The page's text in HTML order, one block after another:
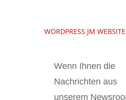
WORDPRESS JM WEBSITE
Wenn Ihnen die
Nachrichten aus
unserem